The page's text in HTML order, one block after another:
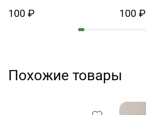
100 ₽ 100 ₽
Похожие товары